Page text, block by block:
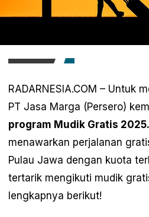
RADARNESIA.COM – Untuk
PT Jasa Marga (Persero)
program Mudik Gratis 2025.
menawarkan perjalanan
Pulau Jawa dengan kuota
tertarik mengikuti mudik
lengkapnya berikut!